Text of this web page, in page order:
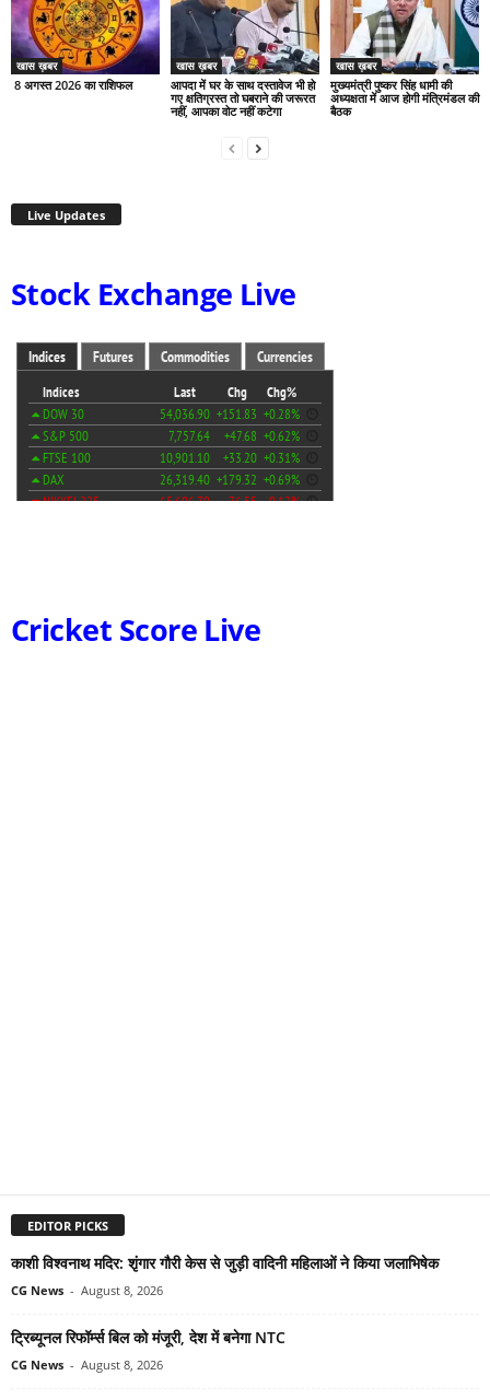
खास ख़बर
8 अगस्त 2026 का राशिफल
खास ख़बर
आपदा में घर के साथ दस्तावेज भी हो
गए क्षतिग्रस्त तो घबराने की जरूरत
नहीं, आपका वोट नहीं कटेगा
खास ख़बर
मुख्यमंत्री पुष्कर सिंह धामी की
अध्यक्षता में आज होगी मंत्रिमंडल की
बैठक
Live Updates
Stock Exchange Live
Cricket Score Live
EDITOR PICKS
काशी विश्वनाथ मदिर: शृंगार गौरी केस से जुड़ी वादिनी महिलाओं ने किया जलाभिषेक
CG News - August 8, 2026
ट्रिब्यूनल रिफॉर्म्स बिल को मंजूरी, देश में बनेगा NTC
CG News - August 8, 2026